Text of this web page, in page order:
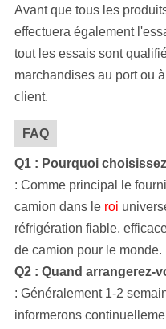
Avant que tous les
effectuera également
tout les essais sont
marchandises au port ou
client.
FAQ
Q1 : Pourquoi
: Comme principal le
camion dans le roi
réfrigération fiable,
de camion pour le monde.
Q2 : Quand arrangerez-
: Généralement 1-2
informerons